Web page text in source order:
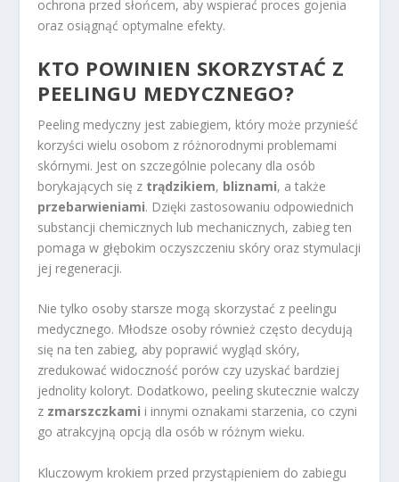
ochrona przed słońcem, aby wspierać proces gojenia
oraz osiągnąć optymalne efekty.
KTO POWINIEN SKORZYSTAĆ Z
PEELINGU MEDYCZNEGO?
Peeling medyczny jest zabiegiem, który może przynieść
korzyści wielu osobom z różnorodnymi problemami
skórnymi. Jest on szczególnie polecany dla osób
borykających się z trądzikiem, bliznami, a także
przebarwieniami. Dzięki zastosowaniu odpowiednich
substancji chemicznych lub mechanicznych, zabieg ten
pomaga w głębokim oczyszczeniu skóry oraz stymulacji
jej regeneracji.
Nie tylko osoby starsze mogą skorzystać z peelingu
medycznego. Młodsze osoby również często decydują
się na ten zabieg, aby poprawić wygląd skóry,
zredukować widoczność porów czy uzyskać bardziej
jednolity koloryt. Dodatkowo, peeling skutecznie walczy
z zmarszczkami i innymi oznakami starzenia, co czyni
go atrakcyjną opcją dla osób w różnym wieku.
Kluczowym krokiem przed przystąpieniem do zabiegu